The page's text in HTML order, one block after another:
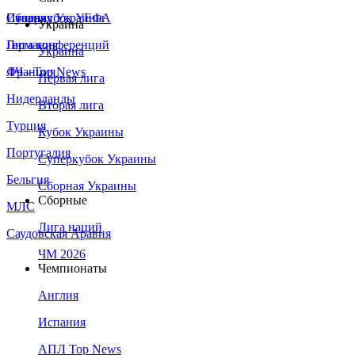
Сборная Украины
Италия
Германия
Франция
Нидерланды
Турция
Португалия
Бельгия
МЛС
Саудовская Аравия
Суперкубок УЕФА
Лига конференций
ЛЧ - Top News
Украина
Украина
Первая лига
Вторая лига
Кубок Украины
Суперкубок Украины
Сборная Украины
Сборные
Лига наций
ЧМ 2026
Чемпионаты
Англия
Испания
АПЛ Top News